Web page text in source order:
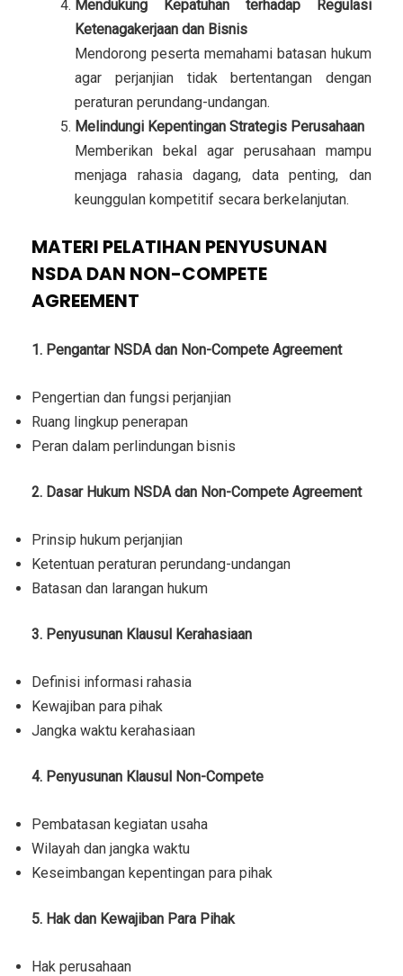
Mendukung Kepatuhan terhadap Regulasi
Ketenagakerjaan dan Bisnis
Mendorong peserta memahami batasan hukum
agar perjanjian tidak bertentangan dengan
peraturan perundang-undangan.
Melindungi Kepentingan Strategis Perusahaan
Memberikan bekal agar perusahaan mampu
menjaga rahasia dagang, data penting, dan
keunggulan kompetitif secara berkelanjutan.
MATERI PELATIHAN PENYUSUNAN
NSDA DAN NON-COMPETE
AGREEMENT
1. Pengantar NSDA dan Non-Compete Agreement
Pengertian dan fungsi perjanjian
Ruang lingkup penerapan
Peran dalam perlindungan bisnis
2. Dasar Hukum NSDA dan Non-Compete Agreement
Prinsip hukum perjanjian
Ketentuan peraturan perundang-undangan
Batasan dan larangan hukum
3. Penyusunan Klausul Kerahasiaan
Definisi informasi rahasia
Kewajiban para pihak
Jangka waktu kerahasiaan
4. Penyusunan Klausul Non-Compete
Pembatasan kegiatan usaha
Wilayah dan jangka waktu
Keseimbangan kepentingan para pihak
5. Hak dan Kewajiban Para Pihak
Hak perusahaan